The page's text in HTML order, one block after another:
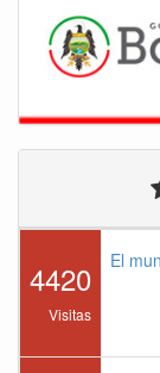
4420
Visitas
El